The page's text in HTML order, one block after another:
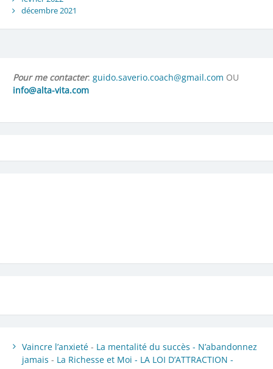
décembre 2021
Pour me contacter: guido.saverio.coach@gmail.com OU
info@alta-vita.com
Vaincre l’anxieté - La mentalité du succès - N’abandonnez
jamais - La Richesse et Moi - LA LOI D’ATTRACTION -